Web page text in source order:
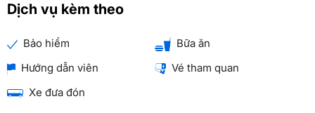
Dịch vụ kèm theo
Bảo hiểm
Bữa ăn
Hướng dẫn viên
Vé tham quan
Xe đưa đón